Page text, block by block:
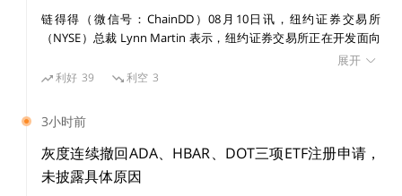
界开发商的整个产业已经出现。“关于元宇宙，令人兴奋
和着迷的一件事是，它是人们共同创造的，对吧？”Meta
Collective成员 Jessica Peltz Zatulove 说道。“所以我们
不过，现在这些都还是一种推测或投机。至少在目前，最
大的赢家是推出这些虚拟世界的平台和开发商，他们正在
链得得（微信号：ChainDD）08月10日讯，纽约证券交易所
（NYSE）总裁 Lynn Martin 表示，纽约证券交易所正在开发面向
代币化证券的链上支付平台，并已于 7 月参与美国存托信托与清算
公司（DTC）的代币化试点项目。
展开
利好 39 利空 3
3小时前
灰度连续撤回ADA、HBAR、DOT三项ETF注册申请，
未披露具体原因